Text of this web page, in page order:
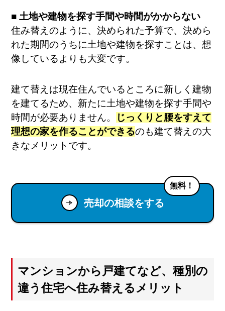
■ 土地や建物を探す手間や時間がかからない
住み替えのように、決められた予算で、決めら
れた期間のうちに土地や建物を探すことは、想
像しているよりも大変です。
建て替えは現在住んでいるところに新しく建物
を建てるため、新たに土地や建物を探す手間や
時間が必要ありません。
じっくりと腰をすえて
理想の家を作ることができるのも建て替えの大
きなメリットです。
売却の相談をする
無料！
マンションから戸建てなど、種別の
違う住宅へ住み替えるメリット